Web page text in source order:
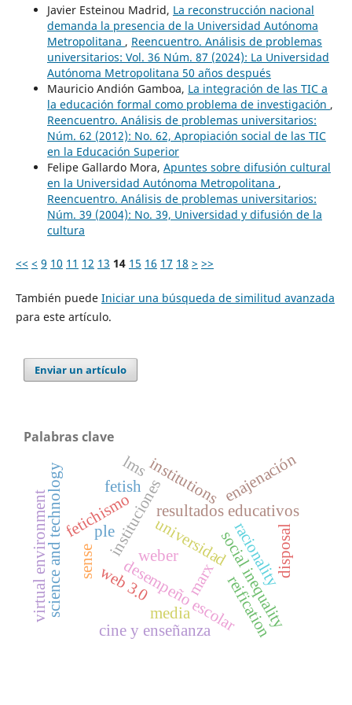
Javier Esteinou Madrid, La reconstrucción nacional
demanda la presencia de la Universidad Autónoma
Metropolitana , Reencuentro. Análisis de problemas
universitarios: Vol. 36 Núm. 87 (2024): La Universidad
Autónoma Metropolitana 50 años después
Mauricio Andión Gamboa, La integración de las TIC a
la educación formal como problema de investigación ,
Reencuentro. Análisis de problemas universitarios:
Núm. 62 (2012): No. 62, Apropiación social de las TIC
en la Educación Superior
Felipe Gallardo Mora, Apuntes sobre difusión cultural
en la Universidad Autónoma Metropolitana ,
Reencuentro. Análisis de problemas universitarios:
Núm. 39 (2004): No. 39, Universidad y difusión de la
cultura
<< < 9 10 11 12 13 14 15 16 17 18 > >>
También puede Iniciar una búsqueda de similitud avanzada
para este artículo.
Enviar un artículo
Palabras clave
universidad
fetichismo resultados educativos
desempeño escolarsocial inequality
racionality
weber
institutions
instituciones
fetish
disposal
reification
enajenación
marx
media
cine y enseñanza
science and technology
virtual environment ple
lms
web 3.0
sense